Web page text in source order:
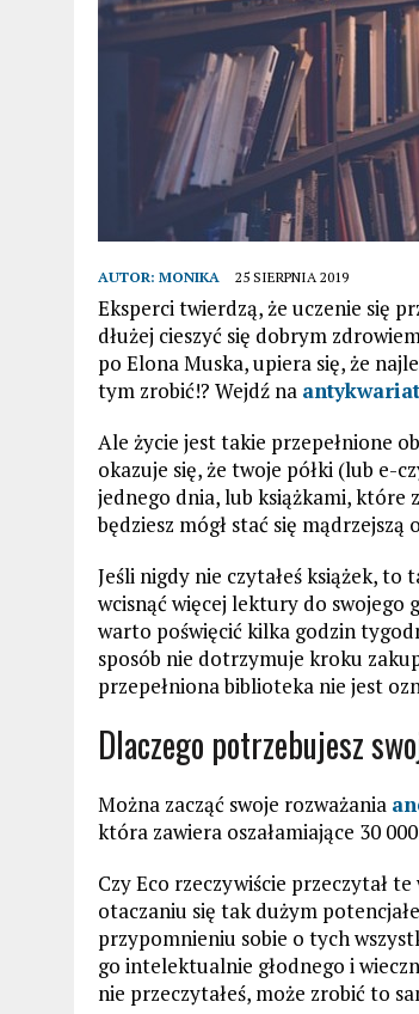
AUTOR: MONIKA 25 SIERPNIA 2019
Eksperci twierdzą, że uczenie się
dłużej cieszyć się dobrym
po Elona Muska, upiera się, że
tym zrobić!? Wejdź na
Ale życie jest takie przepełnione
okazuje się, że twoje półki (lub e-
jednego dnia, lub książkami, które
będziesz mógł stać się mądrzejszą
Jeśli nigdy nie czytałeś książek, to
wcisnąć więcej lektury do swojego
warto poświęcić kilka godzin
sposób nie dotrzymuje kroku
przepełniona biblioteka nie jest
Dlaczego potrzebujesz
Można zacząć swoje rozważania
która zawiera oszałamiające 30
Czy Eco rzeczywiście przeczytał
otaczaniu się tak dużym
przypomnieniu sobie o tych
go intelektualnie głodnego i
nie przeczytałeś, może zrobić to